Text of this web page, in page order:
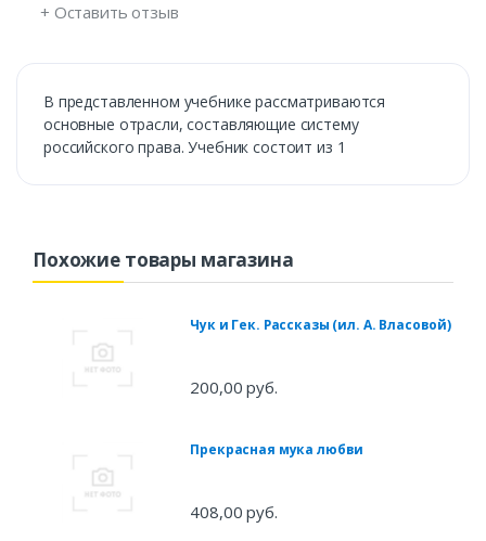
+ Оставить отзыв
В представленном учебнике рассматриваются
основные отрасли, составляющие систему
российского права. Учебник состоит из 1
Похожие товары магазина
Чук и Гек. Рассказы (ил. А. Власовой)
200,00 руб.
Прекрасная мука любви
408,00 руб.